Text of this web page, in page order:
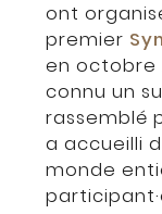
ont
premier
en octobre
connu un
rassemblé
a accueilli
monde